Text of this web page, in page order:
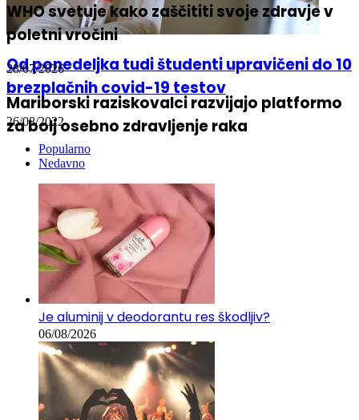
WHO svetuje kako zaščititi svoje zdravje v
poletni vročini
28/07/2026
Mariborski raziskovalci razvijajo platformo
za bolj osebno zdravljenje raka
Od ponedeljka tudi študenti upravičeni do 10
brezplačnih covid-19 testov
26/08/2022
Popularno
Je aluminij v deodorantu res škodljiv?
06/08/2026